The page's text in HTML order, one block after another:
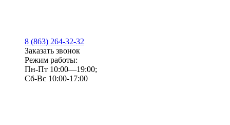
8 (863) 264-32-32
Заказать звонок
Режим работы:
Пн-Пт 10:00—19:00;
Сб-Вс 10:00-17:00